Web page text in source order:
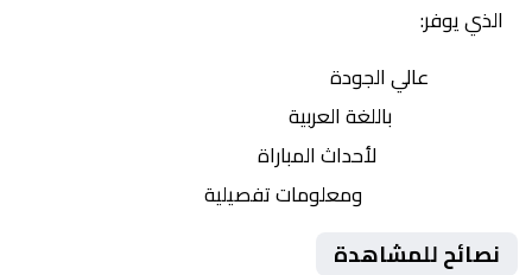
الذي يوفر:
عالي الجودة
باللغة العربية
لأحداث المباراة
ومعلومات تفصيلية
نصائح للمشاهدة